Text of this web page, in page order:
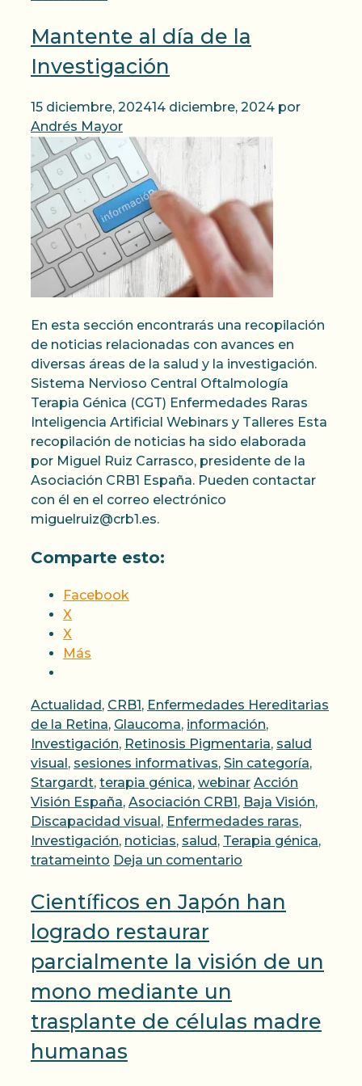
Mantente al día de la
Investigación
15 diciembre, 202414 diciembre, 2024 por
Andrés Mayor
En esta sección encontrarás una recopilación
de noticias relacionadas con avances en
diversas áreas de la salud y la investigación.
Sistema Nervioso Central Oftalmología
Terapia Génica (CGT) Enfermedades Raras
Inteligencia Artificial Webinars y Talleres Esta
recopilación de noticias ha sido elaborada
por Miguel Ruiz Carrasco, presidente de la
Asociación CRB1 España. Pueden contactar
con él en el correo electrónico
miguelruiz@crb1.es.
Comparte esto:
Facebook
X
X
Más
Categorías
Actualidad , CRB1 , Enfermedades Hereditarias
de la Retina, Glaucoma, información,
Investigación, Retinosis Pigmentaria, salud
visual , sesiones informativas, Sin categoría,
Stargardt, terapia génica, webinar Etiquetas
Acción
Visión España, Asociación CRB1 , Baja Visión,
Discapacidad visual , Enfermedades raras,
Investigación, noticias, salud , Terapia génica,
tratameinto Deja un comentario
Científicos en Japón han
logrado restaurar
parcialmente la visión de un
mono mediante un
trasplante de células madre
humanas